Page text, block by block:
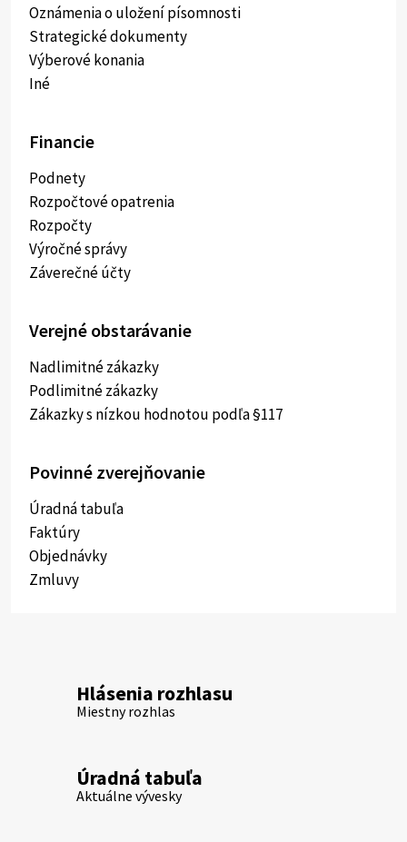
Oznámenia o uložení písomnosti
Strategické dokumenty
Výberové konania
Iné
Financie
Podnety
Rozpočtové opatrenia
Rozpočty
Výročné správy
Záverečné účty
Verejné obstarávanie
Nadlimitné zákazky
Podlimitné zákazky
Zákazky s nízkou hodnotou podľa §117
Povinné zverejňovanie
Úradná tabuľa
Faktúry
Objednávky
Zmluvy
Hlásenia rozhlasu
Miestny rozhlas
Úradná tabuľa
Aktuálne vývesky